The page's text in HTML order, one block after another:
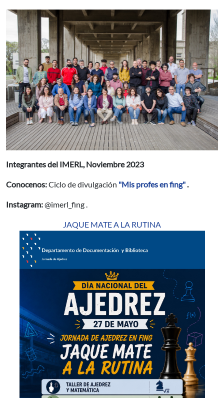
Resumen
Integrantes del IMERL, Noviembre 2023
Conocenos:Ciclo de divulgación "Mis profes en fing".
Instagram:@imerl_fing .
JAQUE MATE A LA RUTINA